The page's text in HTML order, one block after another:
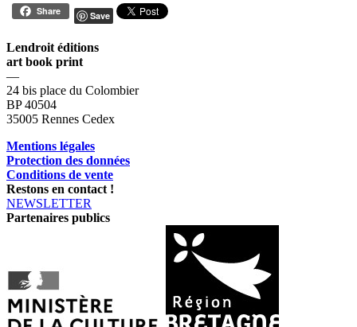
Share Save
Lendroit éditions
art book print
—
24 bis place du Colombier
BP 40504
35005 Rennes Cedex
Mentions légales
Protection des données
Conditions de vente
Restons en contact !
NEWSLETTER
Partenaires publics